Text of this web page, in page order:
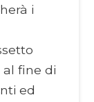
i
al fine di
ed